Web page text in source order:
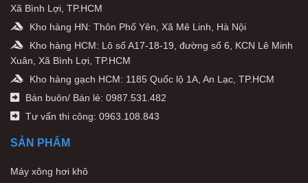
Xã Bình Lợi, TP.HCM
Kho hàng HN: Thôn Phố Yên, Xã Mê Linh, Hà Nội
Kho hàng HCM: Lô số A17-18-19, đường số 6, KCN Lê Minh
Xuân, Xã Bình Lợi, TP.HCM
Kho hàng gạch HCM: 1185 Quốc lộ 1A, An Lạc, TP.HCM
Bán buôn/ Bán lẻ: 0987.531.482
Tư vấn thi công: 0963.108.843
SẢN PHẨM
Máy xông hơi khô